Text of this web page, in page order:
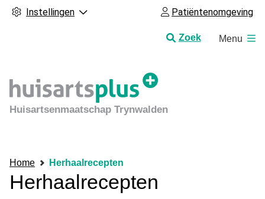
Instellingen Patiëntenomgeving
Zoek
Huisartsenmaatschap Trynwalden
Menu
Home Herhaalrecepten
Herhaalrecepten